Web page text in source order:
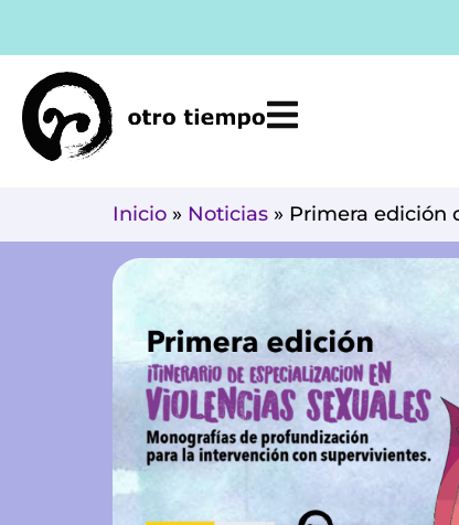
contenido
Inicio » Noticias » Primera edición